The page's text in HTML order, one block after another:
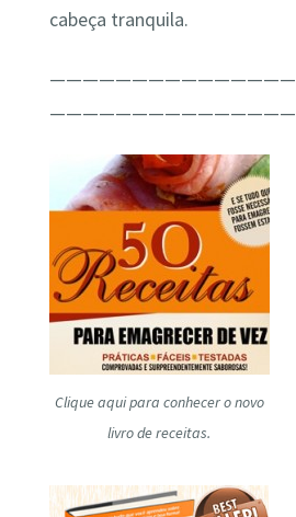
cabeça tranquila.
Clique aqui para conhecer o novo
livro de receitas.